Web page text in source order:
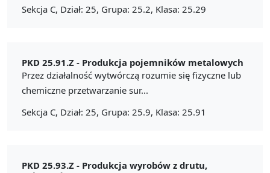
Sekcja C, Dział: 25, Grupa: 25.2, Klasa: 25.29
PKD 25.91.Z - Produkcja pojemników metalowych
Przez działalność wytwórczą rozumie się fizyczne lub
chemiczne przetwarzanie sur...
Sekcja C, Dział: 25, Grupa: 25.9, Klasa: 25.91
PKD 25.93.Z - Produkcja wyrobów z drutu,